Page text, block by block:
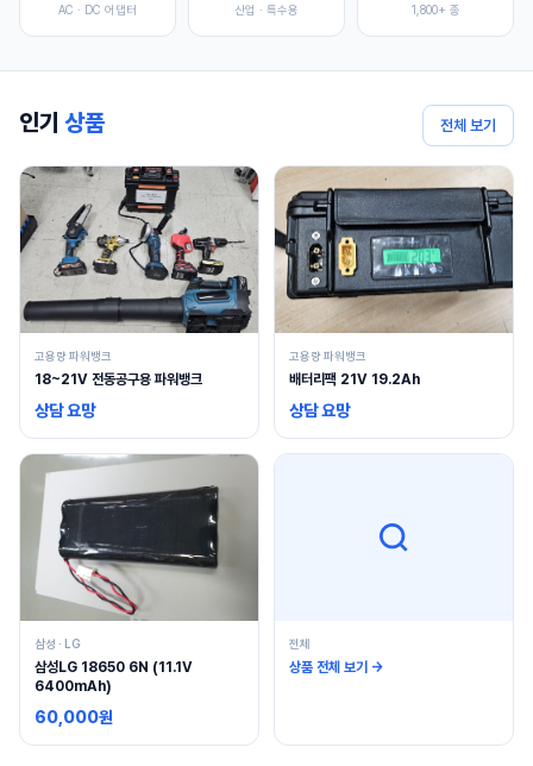
AC · DC 어댑터 산업 · 특수용 1,800+ 종
인기 상품 전체 보기
고용량 파워뱅크
18~21V 전동공구용 파워뱅크
상담 요망
고용량 파워뱅크
배터리팩 21V 19.2Ah
상담 요망
삼성 · LG
삼성LG 18650 6N (11.1V
6400mAh)
60,000원
전체
상품 전체 보기 →